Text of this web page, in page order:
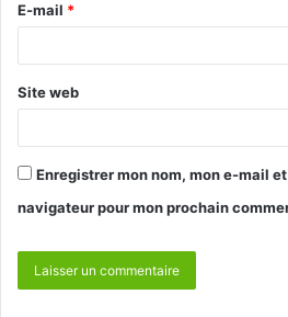
E-mail *
Site web
Enregistrer mon nom, mon e-mail
navigateur pour mon prochain